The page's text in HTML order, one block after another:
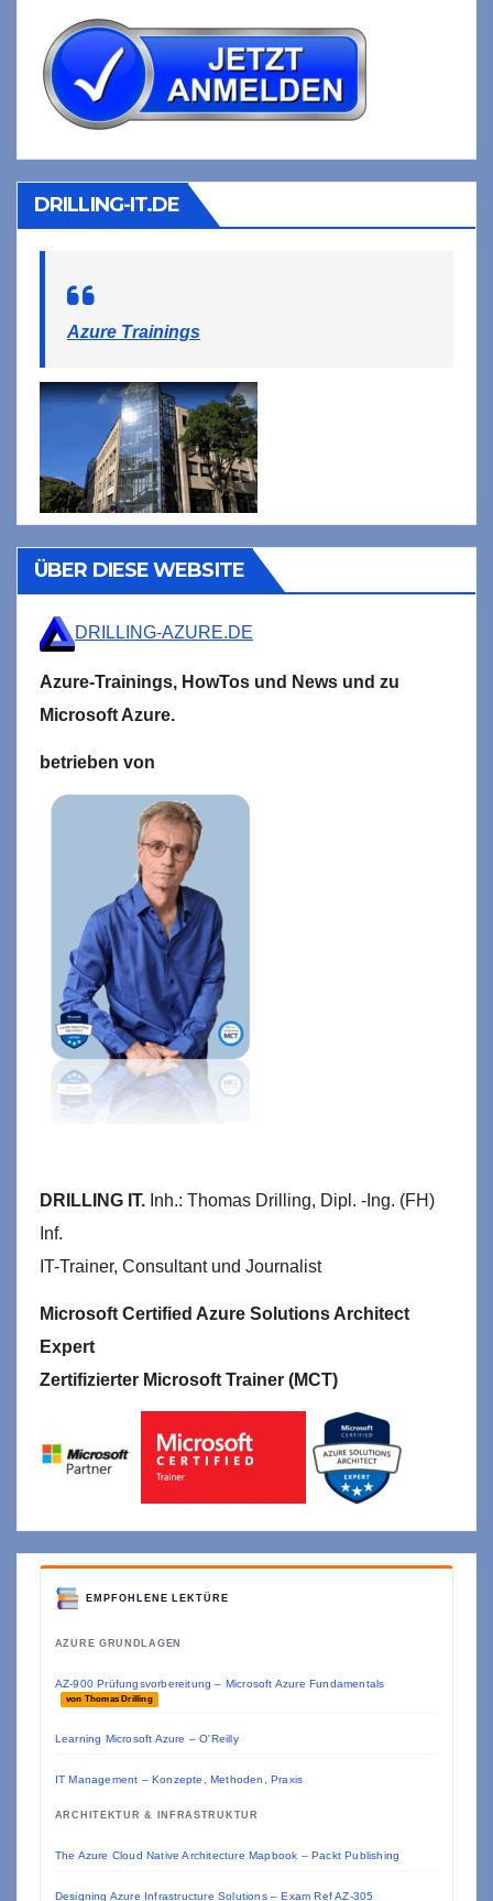
DRILLING-IT.DE
Azure Trainings
ÜBER DIESE WEBSITE
DRILLING-AZURE.DE
Azure-Trainings, HowTos und News und zu
Microsoft Azure.
betrieben von
DRILLING IT. Inh.: Thomas Drilling, Dipl. -Ing. (FH)
Inf.
IT-Trainer, Consultant und Journalist
Microsoft Certified Azure Solutions Architect
Expert
Zertifizierter Microsoft Trainer (MCT)
EMPFOHLENE LEKTÜRE
AZURE GRUNDLAGEN
AZ-900 Prüfungsvorbereitung – Microsoft Azure Fundamentals
von Thomas Drilling
Learning Microsoft Azure – O'Reilly
IT Management – Konzepte, Methoden, Praxis
ARCHITEKTUR & INFRASTRUKTUR
The Azure Cloud Native Architecture Mapbook – Packt Publishing
Designing Azure Infrastructure Solutions – Exam Ref AZ-305